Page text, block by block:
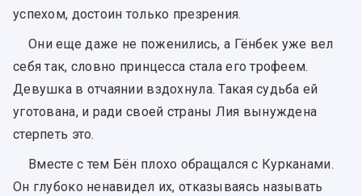
успехом, достоин только презрения.
Они еще даже не поженились, а Гёнбек уже вел
себя так, словно принцесса стала его трофеем.
Девушка в отчаянии вздохнула. Такая судьба ей
уготована, и ради своей страны Лия вынуждена
стерпеть это.
Вместе с тем Бён плохо обращался с Курканами.
Он глубоко ненавидел их, отказываясь называть